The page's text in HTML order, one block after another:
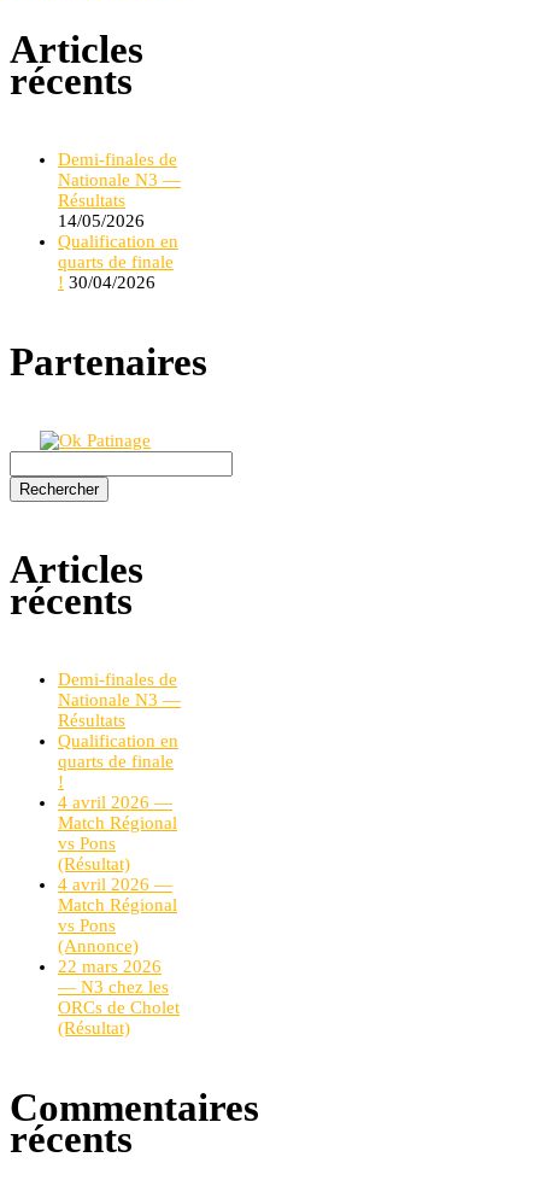
Articles
récents
Demi-finales de
Nationale N3 —
Résultats
14/05/2026
Qualification en
quarts de finale
! 30/04/2026
Partenaires
Rechercher :
Articles
récents
Demi-finales de
Nationale N3 —
Résultats
Qualification en
quarts de finale
!
4 avril 2026 —
Match Régional
vs Pons
(Résultat)
4 avril 2026 —
Match Régional
vs Pons
(Annonce)
22 mars 2026
— N3 chez les
ORCs de Cholet
(Résultat)
Commentaires
récents